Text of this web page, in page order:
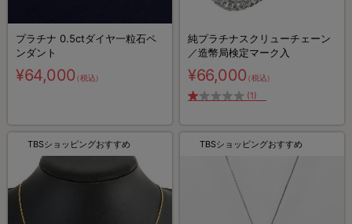
プラチナ 0.5ctダイヤ一粒石ペ
ンダント
¥64,000（税込）
純プラチナスクリューチェーン
／造幣局検定マーク入
¥66,000（税込）
(1)
TBSショッピングおすすめ TBSショッピングおすすめ